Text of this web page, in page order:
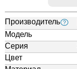
Производитель ?
Модель
Серия
Цвет